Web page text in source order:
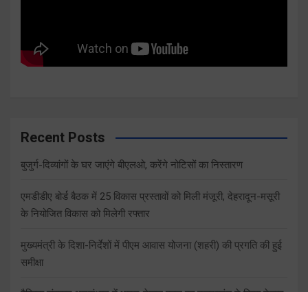
Recent Posts
बुजुर्ग-दिव्यांगों के घर जाएंगे बीएलओ, करेंगे नोटिसों का निस्तारण
एमडीडीए बोर्ड बैठक में 25 विकास प्रस्तावों को मिली मंजूरी, देहरादून-मसूरी
के नियोजित विकास को मिलेगी रफ्तार
मुख्यमंत्री के दिशा-निर्देशों में पीएम आवास योजना (शहरी) की प्रगति की हुई
समीक्षा